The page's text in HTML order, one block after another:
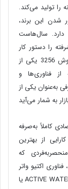
تولید می‌کند.
شدن این برند،
سال‌هاست
را دستور کار
خود قرار داده است. ماشین لباسشویی 9 کیلویی بوش 3256 یکی از
فناوری‌ها و
به‌عنوان یکی از
3256 از لحاظ اقتصادی کاملاً به‌صرفه
از بهترین
که
است، فناوری اکتیو واتر
یا ACTIVE WATER می‌باشد. این فناوری میزان کثیفی لباس‌ها را کنترل